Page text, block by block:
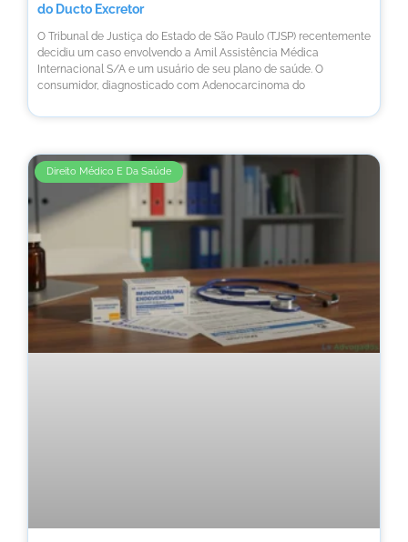
do Ducto Excretor
O Tribunal de Justiça do Estado de São Paulo (TJSP) recentemente
decidiu um caso envolvendo a Amil Assistência Médica
Internacional S/A e um usuário de seu plano de saúde. O
consumidor, diagnosticado com Adenocarcinoma do
Direito Médico E Da Saúde